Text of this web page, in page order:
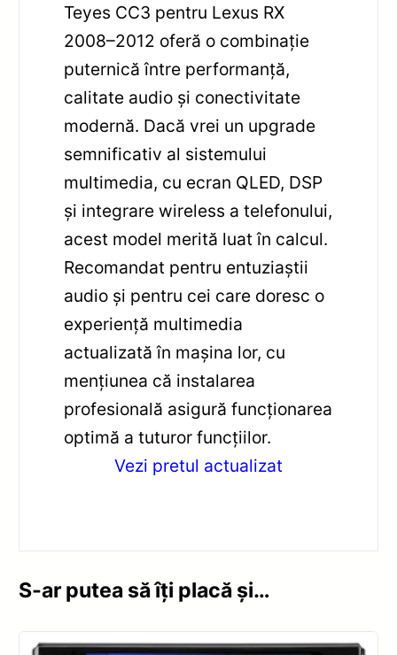
Teyes CC3 pentru Lexus RX
2008–2012 oferă o combinație
puternică între performanță,
calitate audio și conectivitate
modernă. Dacă vrei un upgrade
semnificativ al sistemului
multimedia, cu ecran QLED, DSP
și integrare wireless a telefonului,
acest model merită luat în calcul.
Recomandat pentru entuziaștii
audio și pentru cei care doresc o
experiență multimedia
actualizată în mașina lor, cu
mențiunea că instalarea
profesională asigură funcționarea
optimă a tuturor funcțiilor.
Vezi pretul actualizat
S-ar putea să îți placă și…